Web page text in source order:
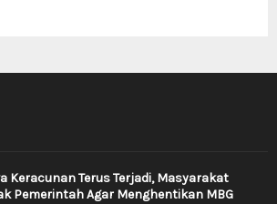
Keracunan Terus Terjadi, Masyarakat
Pemerintah Agar Menghentikan MBG